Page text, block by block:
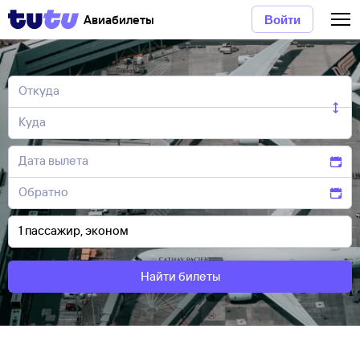
Авиабилеты Войти
Найти билеты